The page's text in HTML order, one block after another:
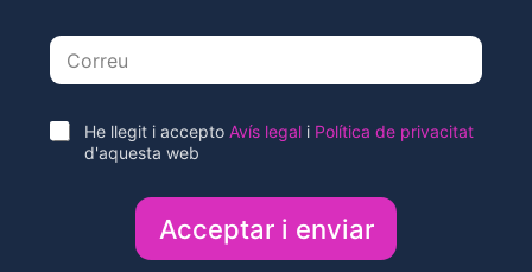
E
a
l
*
A
He llegit i accepto Avís legal i Política de privacitat
d'aquesta web